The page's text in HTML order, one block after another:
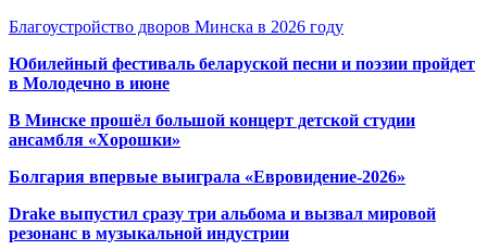
Благоустройство дворов Минска в 2026 году
Юбилейный фестиваль беларуской песни и поэзии пройдет
в Молодечно в июне
В Минске прошёл большой концерт детской студии
ансамбля «Хорошки»
Болгария впервые выиграла «Евровидение-2026»
Drake выпустил сразу три альбома и вызвал мировой
резонанс в музыкальной индустрии